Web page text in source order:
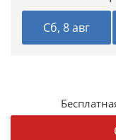
Сб, 8 авг